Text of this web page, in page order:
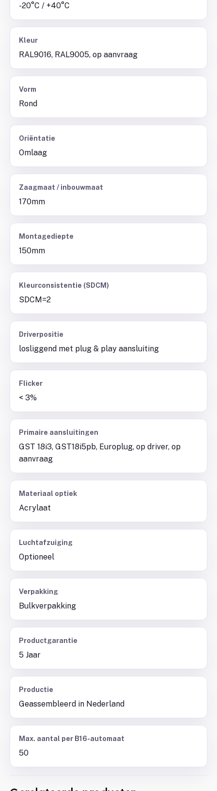
-20°C / +40°C
Kleur
RAL9016, RAL9005, op aanvraag
Vorm
Rond
Oriëntatie
Omlaag
Zaagmaat / inbouwmaat
170mm
Montagediepte
150mm
Kleurconsistentie (SDCM)
SDCM=2
Driverpositie
losliggend met plug & play aansluiting
Flicker
< 3%
Primaire aansluitingen
GST 18i3, GST18i5pb, Europlug, op driver, op
aanvraag
Materiaal optiek
Acrylaat
Luchtafzuiging
Optioneel
Verpakking
Bulkverpakking
Productgarantie
5 Jaar
Productie
Geassembleerd in Nederland
Max. aantal per B16-automaat
50